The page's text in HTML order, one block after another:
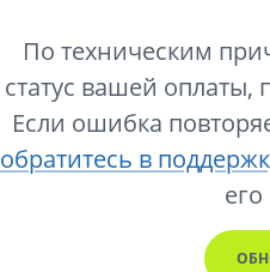
По техническим
статус вашей оплаты,
Если ошибка
обратитесь в
его